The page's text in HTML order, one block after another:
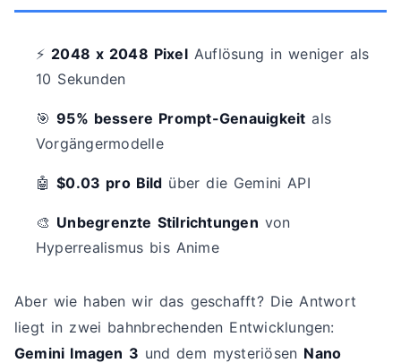
⚡ 2048 x 2048 PixelAuflösung in weniger als
10 Sekunden
🎯95% bessere Prompt-Genauigkeit als
Vorgängermodelle
🤖$0.03 pro Bild über die Gemini API
🎨 Unbegrenzte Stilrichtungen von
Hyperrealismus bis Anime
Aber wie haben wir das geschafft? Die Antwort
liegt in zwei bahnbrechenden Entwicklungen:
Gemini Imagen 3 und dem mysteriösen Nano